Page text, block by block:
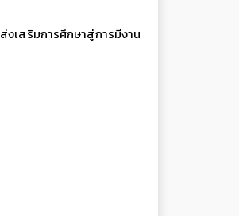
งเสริมการศึกษาสู่การมีงาน